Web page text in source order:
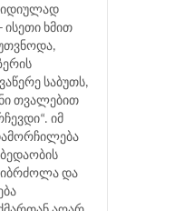
ხმით
საბუთს,
თვალებით
იმ
და